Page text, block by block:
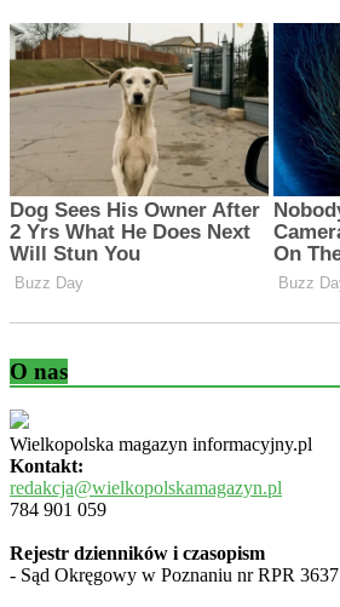
O nas
Wielkopolska magazyn informacyjny.pl
Kontakt:
redakcja@wielkopolskamagazyn.pl
784 901 059
Rejestr dzienników i czasopism
- Sąd Okręgowy w Poznaniu nr RPR 3637